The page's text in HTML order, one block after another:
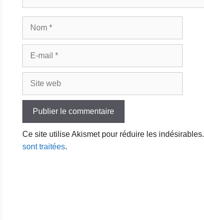
Ce site utilise Akismet pour réduire les indésirables.
sont traitées.